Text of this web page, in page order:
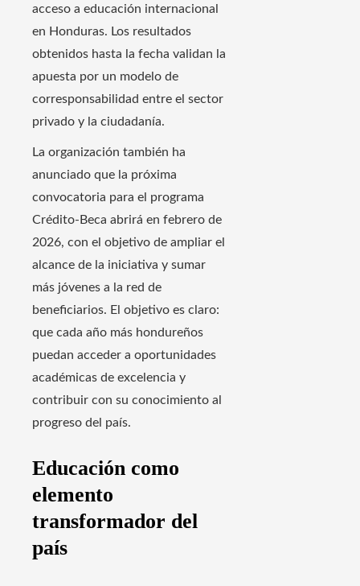
acceso a educación internacional
en Honduras. Los resultados
obtenidos hasta la fecha validan la
apuesta por un modelo de
corresponsabilidad entre el sector
privado y la ciudadanía.
La organización también ha
anunciado que la próxima
convocatoria para el programa
Crédito-Beca abrirá en febrero de
2026, con el objetivo de ampliar el
alcance de la iniciativa y sumar
más jóvenes a la red de
beneficiarios. El objetivo es claro:
que cada año más hondureños
puedan acceder a oportunidades
académicas de excelencia y
contribuir con su conocimiento al
progreso del país.
Educación como
elemento
transformador del
país